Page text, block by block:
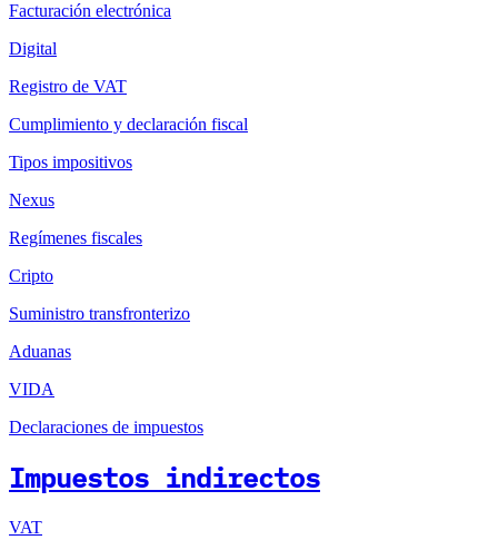
Facturación electrónica
Digital
Registro de VAT
Cumplimiento y declaración fiscal
Tipos impositivos
Nexus
Regímenes fiscales
Cripto
Suministro transfronterizo
Aduanas
VIDA
Declaraciones de impuestos
Impuestos indirectos
VAT